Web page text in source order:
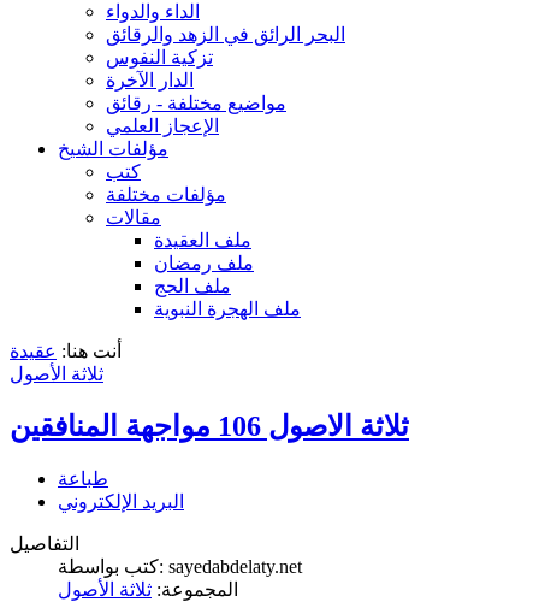
الداء والدواء
البحر الرائق في الزهد والرقائق
تزكية النفوس
الدار الآخرة
مواضيع مختلفة - رقائق
الإعجاز العلمي
مؤلفات الشيخ
كتب
مؤلفات مختلفة
مقالات
ملف العقيدة
ملف رمضان
ملف الحج
ملف الهجرة النبوية
أنت هنا: عقيدة
ثلاثة الأصول
ثلاثة الاصول 106 مواجهة المنافقين
طباعة
البريد الإلكتروني
التفاصيل
كتب بواسطة: sayedabdelaty.net
المجموعة: ثلاثة الأصول